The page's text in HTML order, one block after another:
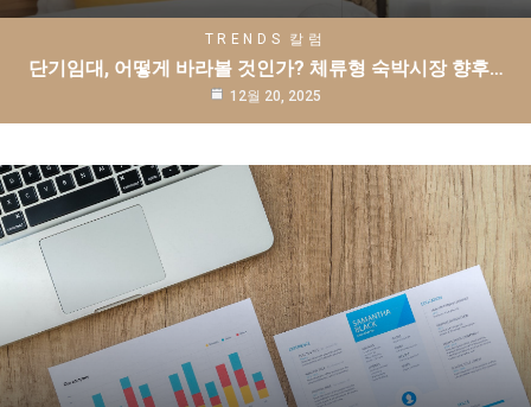
TRENDS 칼럼
단기임대, 어떻게 바라볼 것인가? 체류형 숙박시장 향후…
12월 20, 2025